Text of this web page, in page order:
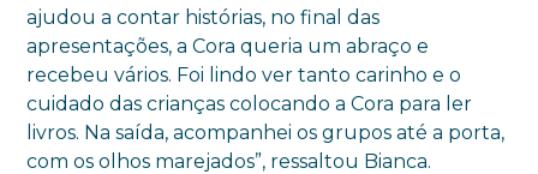
ajudou a contar histórias, no final das
apresentações, a Cora queria um abraço e
recebeu vários. Foi lindo ver tanto carinho e o
cuidado das crianças colocando a Cora para ler
livros. Na saída, acompanhei os grupos até a porta,
com os olhos marejados”, ressaltou Bianca.